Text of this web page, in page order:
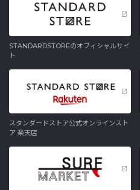
STANDARDSTOREのオフィシャルサイ
ト
スタンダードストア公式オンラインスト
ア 楽天店